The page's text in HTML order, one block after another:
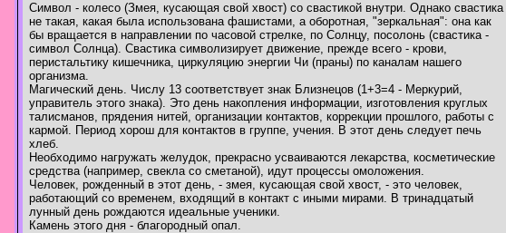
Символ - колесо (Змея, кусающая свой хвост) со свастикой внутри. Однако свастика
не такая, какая была использована фашистами, а оборотная, "зеркальная": она как
бы вращается в направлении по часовой стрелке, по Солнцу, посолонь (свастика -
символ Солнца). Свастика символизирует движение, прежде всего - крови,
перистальтику кишечника, циркуляцию энергии Чи (праны) по каналам нашего
организма.
Магический день. Числу 13 соответствует знак Близнецов (1+3=4 - Меркурий,
управитель этого знака). Это день накопления информации, изготовления круглых
талисманов, прядения нитей, организации контактов, коррекции прошлого, работы с
кармой. Период хорош для контактов в группе, учения. В этот день следует печь
хлеб.
Необходимо нагружать желудок, прекрасно усваиваются лекарства, косметические
средства (например, свекла со сметаной), идут процессы омоложения.
Человек, рожденный в этот день, - змея, кусающая свой хвост, - это человек,
работающий со временем, входящий в контакт с иными мирами. В тринадцатый
лунный день рождаются идеальные ученики.
Камень этого дня - благородный опал.